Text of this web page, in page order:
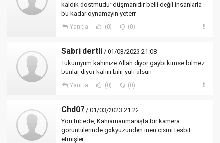
kaldık dostmudur düşmanıdır belli değil insanlarla
bu kadar oynamayın yeterr
Yanıtla (0) (0)
Sabri dertli / 01/03/2023 21:08
Tükürüyum kahinize Allah diyor gaybi kimse bilmez
bunlar diyor kahin bilir yuh olsun
Yanıtla (0) (0)
Chd07 / 01/03/2023 21:22
You tubede, Kahramanmaraşta bir kamera
görüntülerinde gökyüzünden inen cismi tesbit
etmişler.